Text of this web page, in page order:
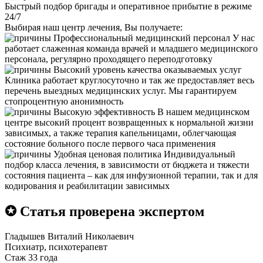
Быстрый подбор бригады и оперативное прибытие в режиме
24/7
Выбирая наш центр лечения, Вы получаете:
Профессиональный медицинский персонал У нас
работает слаженная команда врачей и младшего медицинского
персонала, регулярно проходящего переподготовку
Высокий уровень качества оказываемых услуг
Клиника работает круглосуточно и так же предоставляет весь
перечень выездных медицинских услуг. Мы гарантируем
стопроцентную анонимность
Высокую эффективность В нашем медицинском
центре высокий процент возвращенных к нормальной жизни
зависимых, а также терапия капельницами, облегчающая
состояние больного после первого часа применения
Удобная ценовая политика Индивидуальный
подбор класса лечения, в зависимости от бюджета и тяжести
состояния пациента – как для инфузионной терапии, так и для
кодирования и реабилитации зависимых
✪ Статья проверена экспертом
Гладышев Виталий Николаевич
Психиатр, психотерапевт
Стаж 33 года